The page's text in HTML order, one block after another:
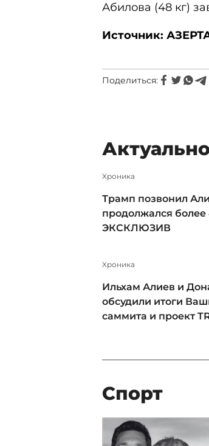
Абилова (48 кг)
Источник:
Поделиться:
Актуально
Xроника
Трамп позвонил
продолжался более
ЭКСКЛЮЗИВ
Xроника
Ильхам Алиев и
обсудили итоги
саммита и проект
Спорт